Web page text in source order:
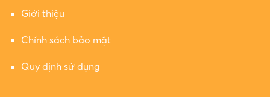
Giới thiệu
Chính sách bảo mật
Quy định sử dụng